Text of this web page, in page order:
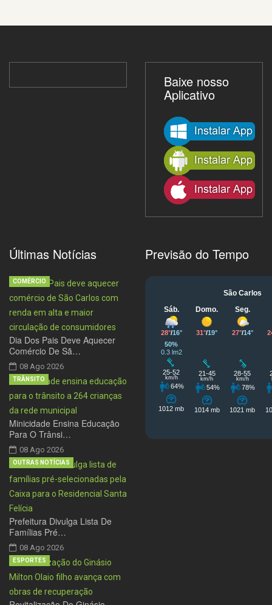
Baixe nosso
Aplicativo
Últimas Notícias
Dia Dos Pais Deve Aquecer
Comércio De Sã…
08 Ago 2026
COMÉRCIO
Minicidade Ensina Educação
Para O Trânsi…
08 Ago 2026
TRÂNSITO
Prefeitura Divulga Lista De
Famílias Pré…
08 Ago 2026
OUTRAS NOTÍCIAS
ESPORTES
Previsão do Tempo